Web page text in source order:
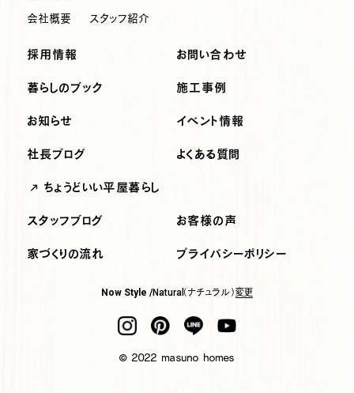
会社概要 スタッフ紹介
採用情報 お問い合わせ
暮らしのブック 施工事例
お知らせ
社長ブログ
イベント情報
よくある質問
ちょうどいい平屋暮らし
スタッフブログ お客様の声
家づくりの流れ プライバシーポリシー
Now Style /Natural （ナチュラル）変更
© 2022 masuno homes